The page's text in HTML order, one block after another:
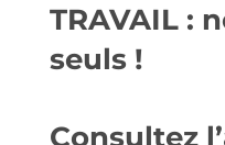
TRAVAIL :
seuls !
Consultez